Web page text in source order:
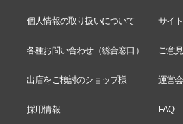
個人情報の取り扱いについて サイ
各種お問い合わせ（総合窓口） ご意
出店をご検討のショップ様 運営
採用情報 FAQ